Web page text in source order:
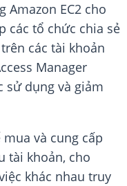
Amazon EC2 cho
các tổ chức chia sẻ
các tài khoản
Manager
sử dụng và giảm
và cung cấp
tài khoản, cho
khác nhau truy